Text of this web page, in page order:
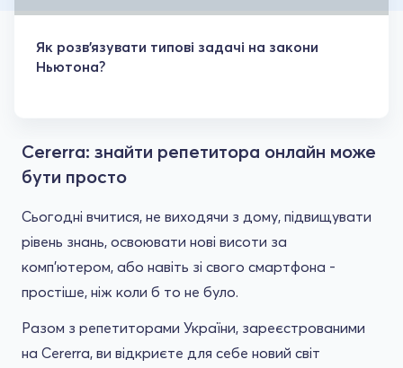
Як розв'язувати типові задачі на закони
Ньютона?
Cererra: знайти репетитора онлайн може
бути просто
Сьогодні вчитися, не виходячи з дому, підвищувати
рівень знань, освоювати нові висоти за
комп'ютером, або навіть зі свого смартфона -
простіше, ніж коли б то не було.
Разом з репетиторами України, зареєстрованими
на Cererra, ви відкриєте для себе новий світ